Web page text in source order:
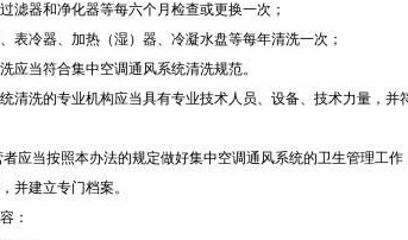
器和净化器等每六个月检查或更换一次；
冷器、加热（湿）器、冷凝水盘等每年清洗一次；
当符合集中空调通风系统清洗规范。
洗的专业机构应当具有专业技术人员、设备、技术力量，并
应当按照本办法的规定做好集中空调通风系统的卫生管理工
并建立专门档案。
：